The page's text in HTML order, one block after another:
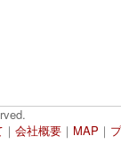
｜ 会社概要 ｜ MAP ｜